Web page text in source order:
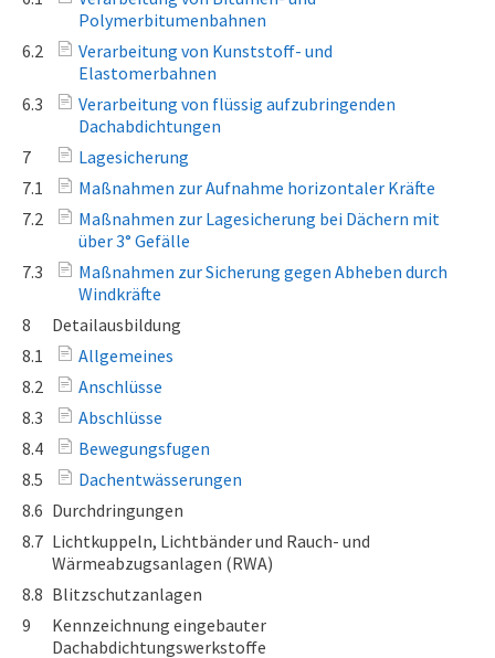
Polymerbitumenbahnen
6.2
Verarbeitung von Kunststoff- und
Elastomerbahnen
6.3
Verarbeitung von flüssig aufzubringenden
Dachabdichtungen
7
Lagesicherung
7.1
Maßnahmen zur Aufnahme horizontaler Kräfte
7.2
Maßnahmen zur Lagesicherung bei Dächern mit
über 3° Gefälle
7.3
Maßnahmen zur Sicherung gegen Abheben durch
Windkräfte
8
Detailausbildung
8.1
Allgemeines
8.2
Anschlüsse
8.3
Abschlüsse
8.4
Bewegungsfugen
8.5
Dachentwässerungen
8.6 Durchdringungen
8.7 Lichtkuppeln, Lichtbänder und Rauch- und
Wärmeabzugsanlagen (RWA)
8.8 Blitzschutzanlagen
9
Kennzeichnung eingebauter
Dachabdichtungswerkstoffe